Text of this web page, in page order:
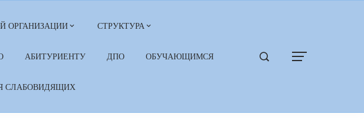
ОРГАНИЗАЦИИ СТРУКТУРА
АБИТУРИЕНТУ ДПО ОБУЧАЮЩИМСЯ
СЛАБОВИДЯЩИХ